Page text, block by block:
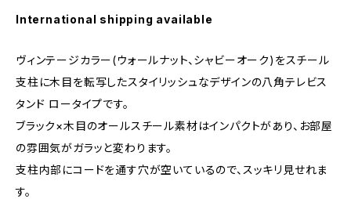
International shipping available
ヴィンテージカラー(ウォールナット、シャビーオーク)をスチール
支柱に木目を転写したスタイリッシュなデザインの八角テレビス
タンド ロータイプです。
ブラック×木目のオールスチール素材はインパクトがあり、お部屋
の雰囲気がガラッと変わります。
支柱内部にコードを通す穴が空いているので、スッキリ見せれま
す。